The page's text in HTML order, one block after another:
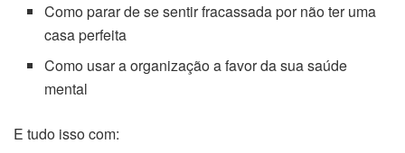
Como parar de se sentir fracassada por não ter uma
casa perfeita
Como usar a organização a favor da sua saúde
mental
E tudo isso com: